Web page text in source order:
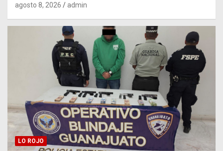
agosto 8, 2026 admin
LO ROJO